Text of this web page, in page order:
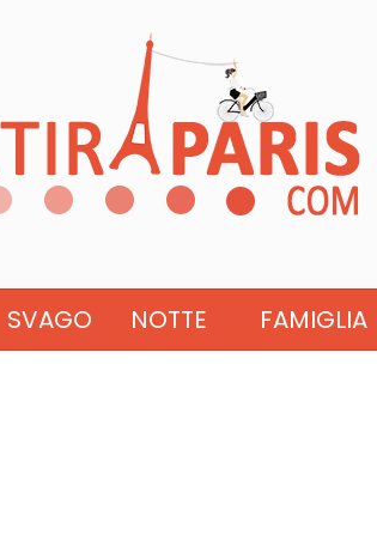
SVAGO NOTTE FAMIGLIA